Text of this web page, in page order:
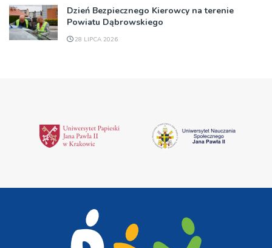
Dzień Bezpiecznego Kierowcy na terenie
Powiatu Dąbrowskiego
28 LIPCA 2026